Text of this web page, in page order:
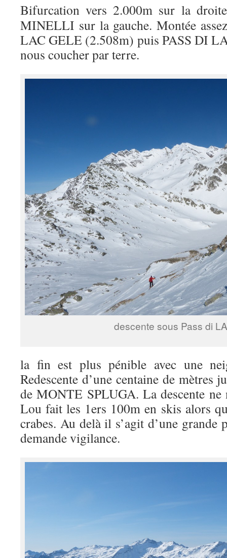
Bifurcation vers 2.000m sur la
MINELLI sur la gauche. Montée
LAC GELE (2.508m) puis PASS DI
nous coucher par terre.
descente sous Pass di
la fin est plus pénible avec une
Redescente d’une centaine de mètres
de MONTE SPLUGA. La descente ne
Lou fait les 1ers 100m en skis alors
crabes. Au delà il s’agit d’une grande
demande vigilance.